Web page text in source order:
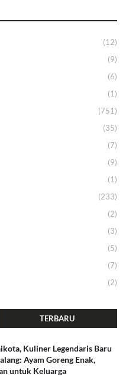
(12)
(9)
(6)
(1)
(751)
(35)
(7)
(9)
(1)
(233)
(2)
(3)
(5)
(7)
(2)
TERBARU
Kuliner Legendaris Baru
Ayam Goreng Enak,
untuk Keluarga